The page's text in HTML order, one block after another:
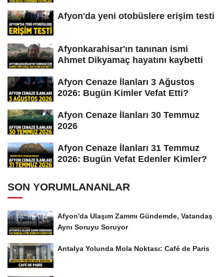
Afyon'da yeni otobüslere erişim testi
Afyonkarahisar'ın tanınan ismi
Ahmet Dikyamaç hayatını kaybetti
Afyon Cenaze İlanları 3 Ağustos
2026: Bugün Kimler Vefat Etti?
Afyon Cenaze İlanları 30 Temmuz
2026
Afyon Cenaze İlanları 31 Temmuz
2026: Bugün Vefat Edenler Kimler?
SON YORUMLANANLAR
Afyon'da Ulaşım Zammı Gündemde, Vatandaş
Aynı Soruyu Soruyor
Antalya Yolunda Mola Noktası: Café de Paris